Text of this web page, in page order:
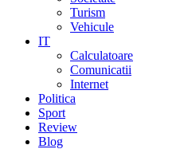
Turism
Vehicule
IT
Calculatoare
Comunicatii
Internet
Politica
Sport
Review
Blog